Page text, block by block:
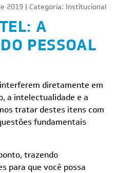
2019 | Categoria: Institucional
A
PESSOAL
diretamente em
a intelectualidade e a
tratar destes itens com
fundamentais
trazendo
para que você possa